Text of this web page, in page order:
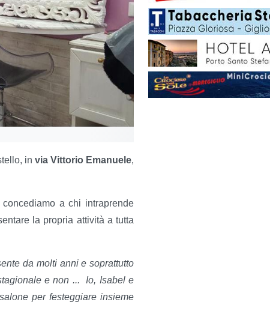
in via Vittorio Emanuele,
a chi intraprende
la propria attività a tutta
da molti anni e soprattutto
e non ... Io, Isabel e
per festeggiare insieme